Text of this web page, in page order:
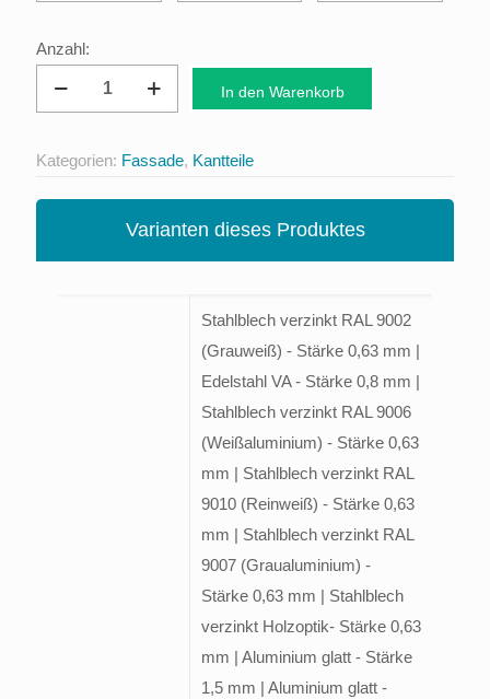
Typ
Menge
In den Warenkorb
Kategorien: Fassade, Kantteile
Varianten dieses Produktes
Stahlblech verzinkt RAL 9002
(Grauweiß) - Stärke 0,63 mm |
Edelstahl VA - Stärke 0,8 mm |
Stahlblech verzinkt RAL 9006
(Weißaluminium) - Stärke 0,63
mm | Stahlblech verzinkt RAL
9010 (Reinweiß) - Stärke 0,63
mm | Stahlblech verzinkt RAL
9007 (Graualuminium) -
Stärke 0,63 mm | Stahlblech
verzinkt Holzoptik- Stärke 0,63
mm | Aluminium glatt - Stärke
1,5 mm | Aluminium glatt -